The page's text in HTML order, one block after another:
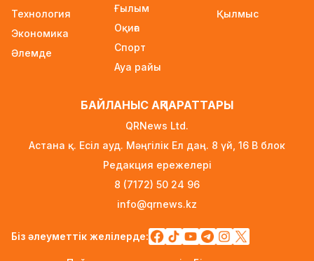
үй несиесі берілуі мүмкін
23 сағат бұрын
Футболдан Қазақстан құрамасына жаңа бас
«Қазақтелекомның» екі қызметкері жұмыс
1 күн бұрын
Трамп АҚШ-та туғандарға автоматты түрде
азаматтық беруді шектейтін жарлықтарға қол
Технология
Экономика
Әлемде
Ғылым
Оқиға
Спорт
Ауа райы
Қылмыс
БАЙЛАНЫС АҚПАРАТТАРЫ
QRNews Ltd.
Астана қ. Есіл ауд. Мәңгілік Ел даң. 8 үй, 16 B блок
Редакция ережелері
8 (7172) 50 24 96
info@qrnews.kz
Біз әлеуметтік желілерде: